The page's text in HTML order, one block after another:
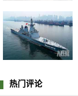
热门评论